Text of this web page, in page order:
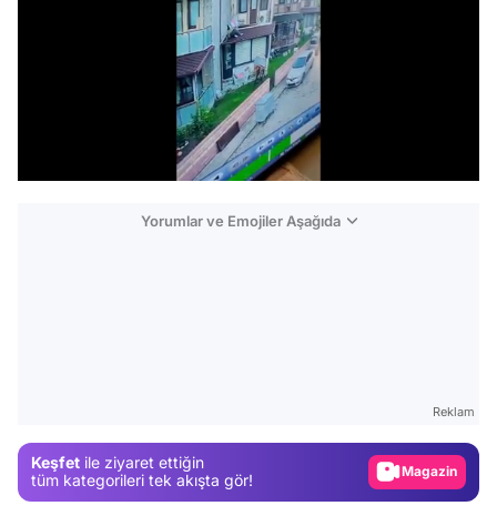
Yorumlar ve Emojiler Aşağıda
Reklam
Keşfet ile ziyaret ettiğin
tüm kategorileri tek akışta gör!
Magazin